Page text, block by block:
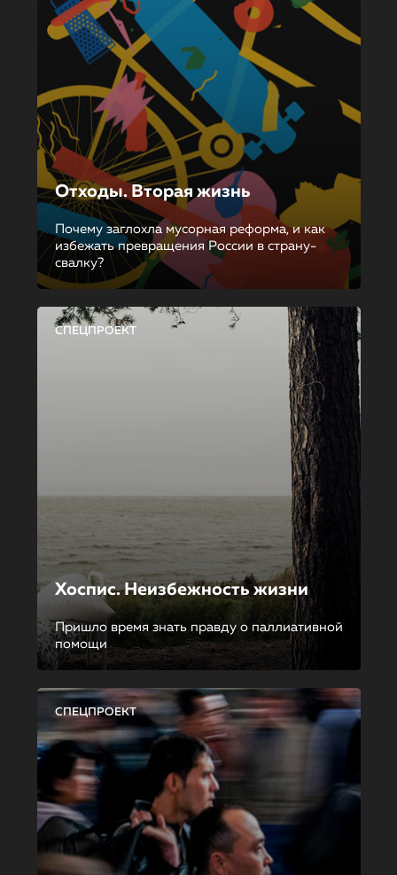
Отходы. Вторая жизнь
Почему заглохла мусорная реформа, и как
избежать превращения России в страну-
свалку?
СПЕЦПРОЕКТ
Хоспис. Неизбежность жизни
Пришло время знать правду о паллиативной
помощи
СПЕЦПРОЕКТ